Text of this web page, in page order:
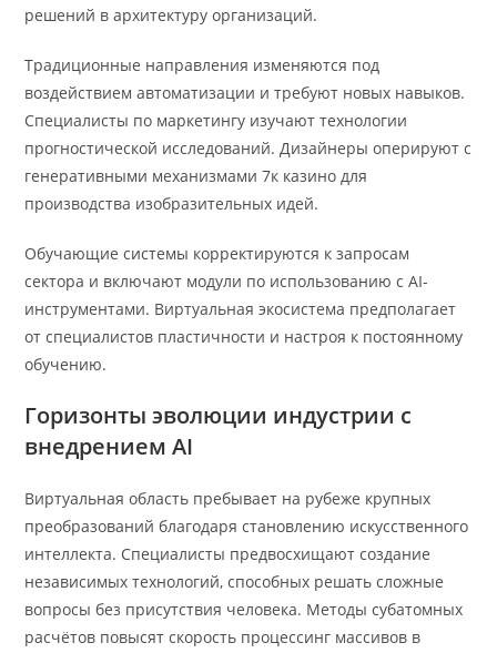
решений в архитектуру организаций.
Традиционные направления изменяются под
воздействием автоматизации и требуют новых навыков.
Специалисты по маркетингу изучают технологии
прогностической исследований. Дизайнеры оперируют с
генеративными механизмами 7к казино для
производства изобразительных идей.
Обучающие системы корректируются к запросам
сектора и включают модули по использованию с AI-
инструментами. Виртуальная экосистема предполагает
от специалистов пластичности и настроя к постоянному
обучению.
Горизонты эволюции индустрии с
внедрением AI
Виртуальная область пребывает на рубеже крупных
преобразований благодаря становлению искусственного
интеллекта. Специалисты предвосхищают создание
независимых технологий, способных решать сложные
вопросы без присутствия человека. Методы субатомных
расчётов повысят скорость процессинг массивов в